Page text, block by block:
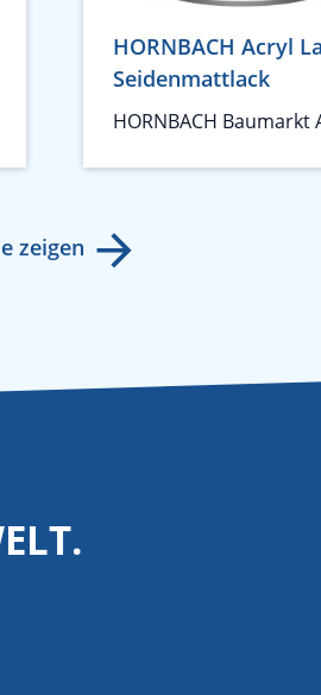
HORNBACH Acryl
Seidenmattlack
HORNBACH Baumarkt
zeigen